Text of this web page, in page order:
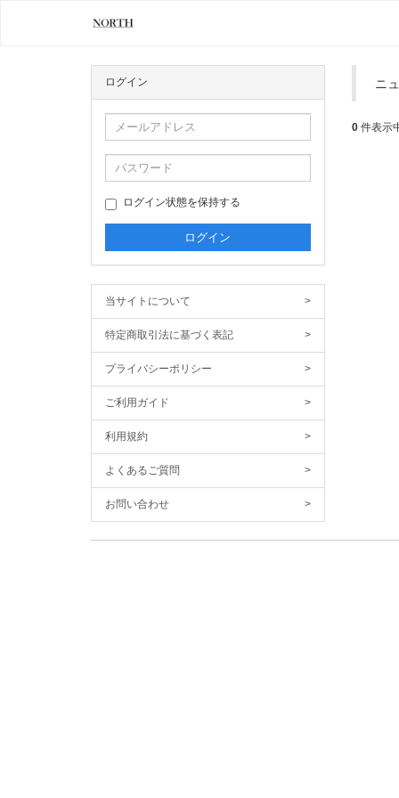
ログイン
ログイン状態を保持する
当サイトについて >
特定商取引法に基づく表記 >
プライバシーポリシー >
ご利用ガイド >
利用規約 >
よくあるご質問 >
お問い合わせ >
ニ
0件表示